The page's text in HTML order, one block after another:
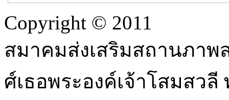
Copyright © 2011
สมาคมส่งเสริมสถานภาพ
ศ์เธอพระองค์เจ้าโสมสว